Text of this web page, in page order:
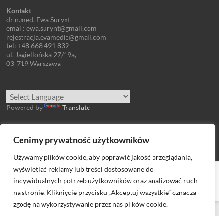
Cenimy prywatność użytkowników
Używamy plików cookie, aby poprawić jakość przeglądania,
wyświetlać reklamy lub treści dostosowane do
indywidualnych potrzeb użytkowników oraz analizować ruch
na stronie. Kliknięcie przycisku „Akceptuj wszystkie” oznacza
zgodę na wykorzystywanie przez nas plików cookie.
Kontakt
dr n.med. Ewa Surynt
email: ewa.surynt@gmail.com
rejestracja.evamedic@gmail.com
tel: +48 668 491 839
ul. Jagiellońska 27/19a,
03-719 Warszawa
Powered by Translate
Zaloguj się
Prawa autorskie © 2026Lekarz ginekolog-onkolog Ewa Surynt
reserved. ThemeSpaciousby ThemeGrill. Powered by:WordPress.
Polityka prywatności